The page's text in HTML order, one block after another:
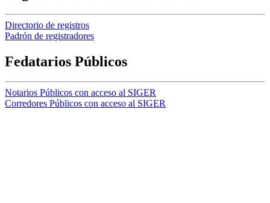
Directorio de registros
Padrón de registradores
Fedatarios Públicos
Notarios Públicos con acceso al SIGER
Corredores Públicos con acceso al SIGER